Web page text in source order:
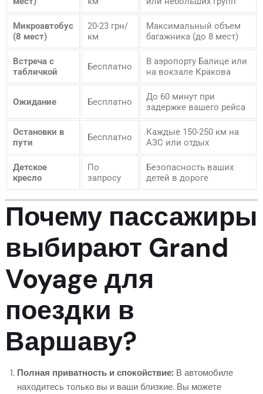
Микроавтобус
(8 мест)
20-23 грн/
км
Максимальный объем
багажника (до 8 мест)
Встреча с
табличкой
Бесплатно
В аэропорту Балице или
на вокзале Кракова
Ожидание Бесплатно
До 60 минут при
задержке вашего рейса
Остановки в
пути
Бесплатно
Каждые 150-250 км на
АЗС или отдых
Детское
кресло
По
запросу
Безопасность ваших
детей в дороге
Почему пассажиры
выбирают Grand
Voyage для
поездки в
Варшаву?
Полная приватность и спокойствие: В автомобиле
находитесь только вы и ваши близкие. Вы можете